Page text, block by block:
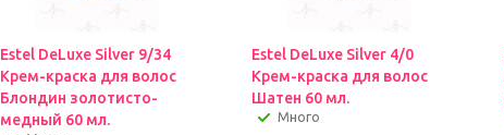
Estel DeLuxe Silver 9/34
Крем-краска для волос
Блондин золотисто-
медный 60 мл.
Estel DeLuxe Silver 4/0
Крем-краска для волос
Шатен 60 мл.
Много